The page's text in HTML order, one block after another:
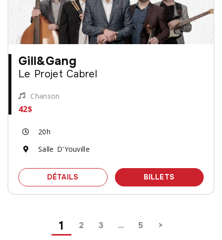
Gill&Gang
Le Projet Cabrel
Chanson
42$
20h
Salle D'Youville
DÉTAILS SPECTACLE GILL&GANG - LE
BILLETS DES
1 2 3 … 5